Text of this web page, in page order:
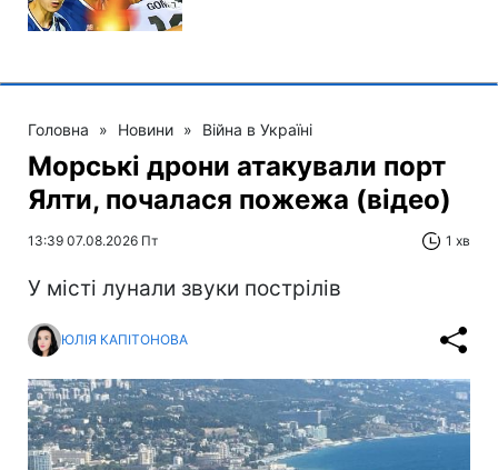
Головна » Новини » Війна в Україні
Морські дрони атакували порт
Ялти, почалася пожежа (відео)
13:39 07.08.2026 Пт 1 хв
У місті лунали звуки пострілів
ЮЛІЯ КАПІТОНОВА